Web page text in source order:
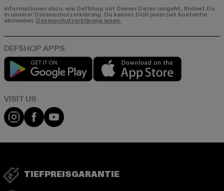
Informationen dazu, wie DefShop mit Deinen Daten umgeht, findest Du
in unserer Datenschutzerklärung. Du kannst Dich jederzeit kostenfei
abmelden. Datenschutzerklärung lesen.
Play market
Visit our Instagram page:
Visit our Facebook page:
Visit our YouTube channel:
TIEFPREISGARANTIE